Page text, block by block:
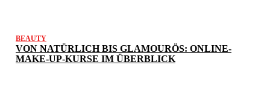
BEAUTY
VON NATÜRLICH BIS GLAMOURÖS: ONLINE-
MAKE-UP-KURSE IM ÜBERBLICK